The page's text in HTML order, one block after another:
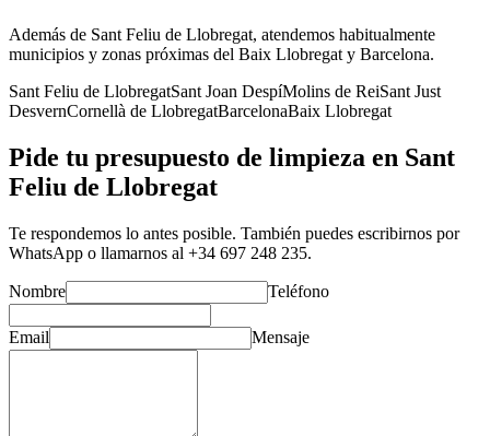
Además de Sant Feliu de Llobregat, atendemos habitualmente
municipios y zonas próximas del Baix Llobregat y Barcelona.
Sant Feliu de LlobregatSant Joan DespíMolins de ReiSant Just
DesvernCornellà de LlobregatBarcelonaBaix Llobregat
Pide tu presupuesto de limpieza en Sant
Feliu de Llobregat
Te respondemos lo antes posible. También puedes escribirnos por
WhatsApp o llamarnos al +34 697 248 235.
Nombre Teléfono
Email Mensaje